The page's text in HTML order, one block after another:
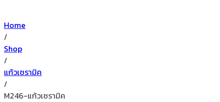
Home
/
Shop
/
แก้วเซรามิค
/
M246-แก้วเซรามิค